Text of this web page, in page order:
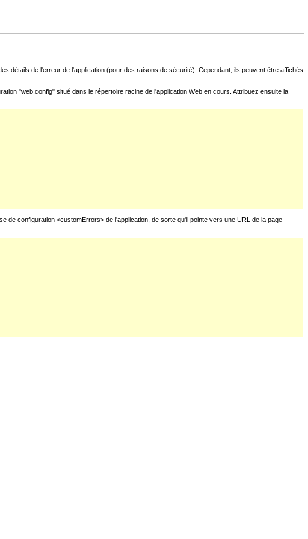
détails de l'erreur de l'application (pour des raisons de sécurité). Cependant, ils peuvent être affichés
"web.config" situé dans le répertoire racine de l'application Web en cours. Attribuez ensuite la
de configuration <customErrors> de l'application, de sorte qu'il pointe vers une URL de la page